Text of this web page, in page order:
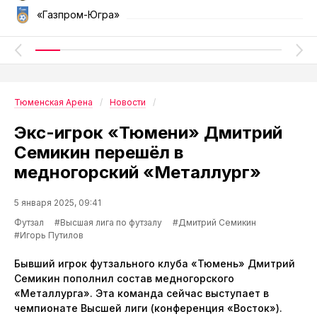
«Газпром-Югра»
Тюменская Арена Новости
Экс-игрок «Тюмени» Дмитрий
Семикин перешёл в
медногорский «Металлург»
5 января 2025, 09:41
Футзал
#Высшая лига по футзалу
#Дмитрий Семикин
#Игорь Путилов
Бывший игрок футзального клуба «Тюмень» Дмитрий
Семикин пополнил состав медногорского
«Металлурга». Эта команда сейчас выступает в
чемпионате Высшей лиги (конференция «Восток»).